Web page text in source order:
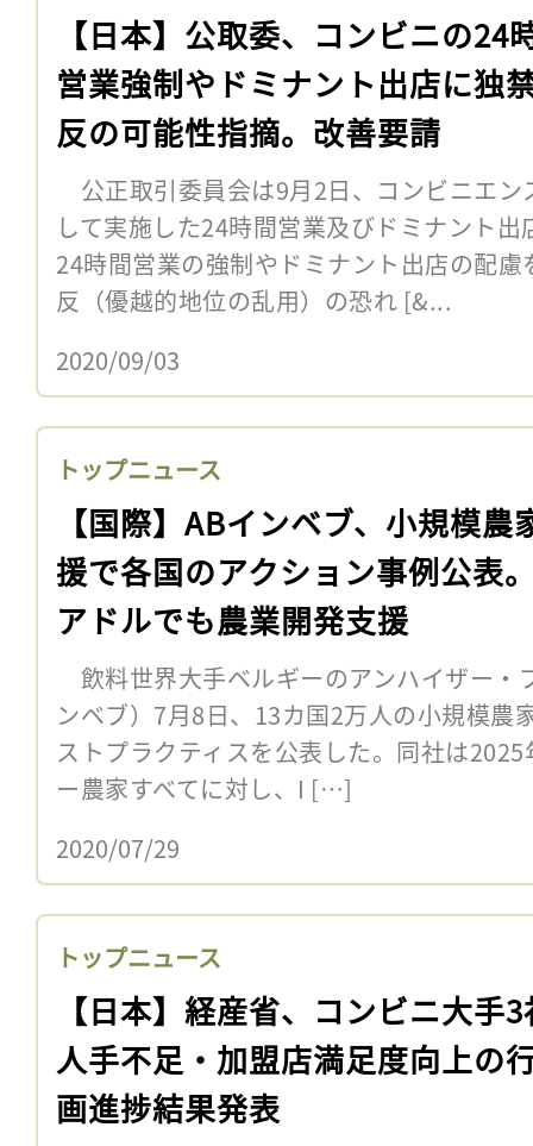
【日本】公取委、コンビニの24
営業強制やドミナント出店に独
反の可能性指摘。改善要請
公正取引委員会は9月2日、コンビニエン
して実施した24時間営業及びドミナント
24時間営業の強制やドミナント出店の配
反（優越的地位の乱用）の恐れ [&...
2020/09/03
トップニュース
【国際】ABインベブ、小規模農
援で各国のアクション事例公表
アドルでも農業開発支援
飲料世界大手ベルギーのアンハイザー・
ンベブ）7月8日、13カ国2万人の小規模農
ストプラクティスを公表した。同社は
ー農家すべてに対し、I […]
2020/07/29
トップニュース
【日本】経産省、コンビニ大手
人手不足・加盟店満足度向上の
画進捗結果発表